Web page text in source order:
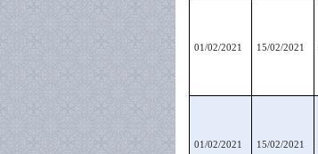
01/02/2021 15/02/2021
01/02/2021 15/02/2021